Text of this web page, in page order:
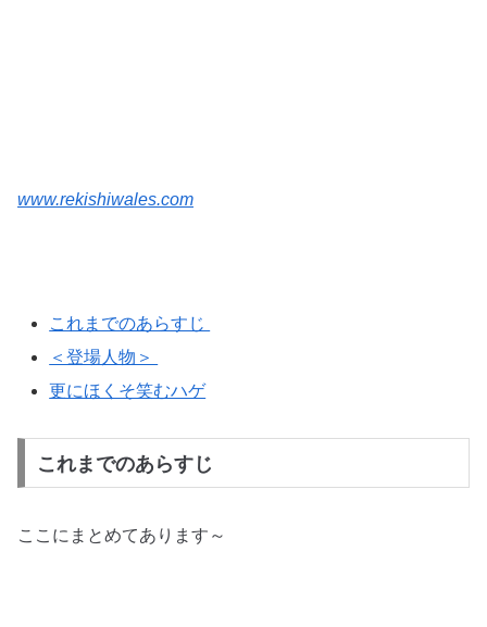
www.rekishiwales.com
これまでのあらすじ
＜登場人物＞
更にほくそ笑むハゲ
これまでのあらすじ
ここにまとめてあります～